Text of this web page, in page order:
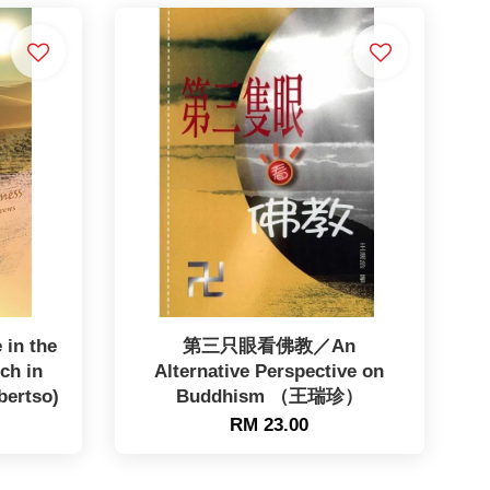
in the
in
第三只眼看佛教／An
Alternative Perspective on
Buddhism （王瑞珍）
RM 23.00